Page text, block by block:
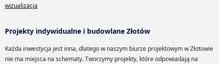
Projekty indywidualne i budowlane Złotów
Każda inwestycja jest inna, dlatego w naszym biurze projektowym w Złotowie
nie ma miejsca na schematy. Tworzymy projekty, które odpowiadają na